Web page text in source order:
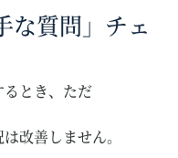
な質問」チェ
とき、ただ
改善しません。